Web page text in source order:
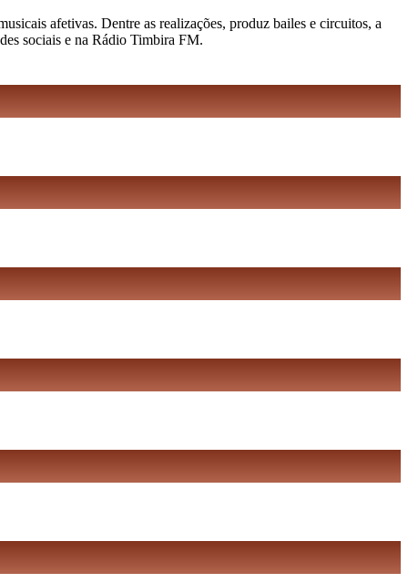
afetivas. Dentre as realizações, produz bailes e circuitos, a
sociais e na Rádio Timbira FM.